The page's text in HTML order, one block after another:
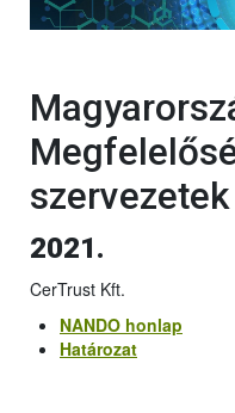
szervezetek
2021.
CerTrust Kft.
NANDO honlap
Határozat